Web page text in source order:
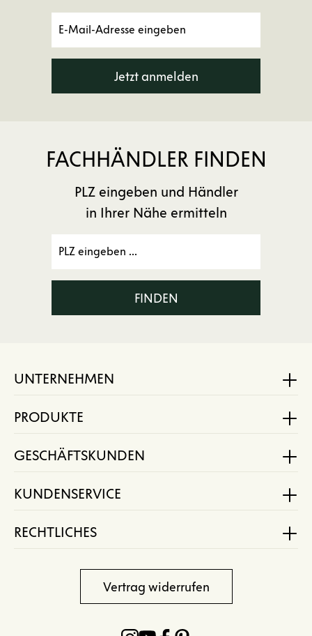
Jetzt anmelden
FACHHÄNDLER FINDEN
PLZ eingeben und Händler
in Ihrer Nähe ermitteln
FINDEN
UNTERNEHMEN
PRODUKTE
GESCHÄFTSKUNDEN
KUNDENSERVICE
RECHTLICHES
Vertrag widerrufen